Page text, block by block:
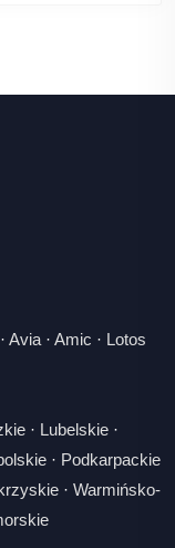
Avia · Amic · Lotos
· Lubelskie ·
· Podkarpackie
· Warmińsko-